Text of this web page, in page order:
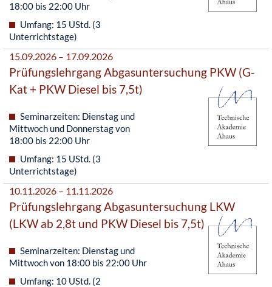
18:00 bis 22:00 Uhr
Umfang: 15 UStd. (3
Unterrichtstage)
15.09.2026 – 17.09.2026
Prüfungslehrgang Abgasuntersuchung PKW (G-
Kat + PKW Diesel bis 7,5t)
Seminarzeiten: Dienstag und
Mittwoch und Donnerstag von
18:00 bis 22:00 Uhr
Umfang: 15 UStd. (3
Unterrichtstage)
10.11.2026 – 11.11.2026
Prüfungslehrgang Abgasuntersuchung LKW
(LKW ab 2,8t und PKW Diesel bis 7,5t)
Seminarzeiten: Dienstag und
Mittwoch von 18:00 bis 22:00 Uhr
Umfang: 10 UStd. (2